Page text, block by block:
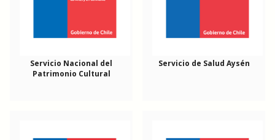
Servicio Nacional del
Patrimonio Cultural
Servicio de Salud Aysén